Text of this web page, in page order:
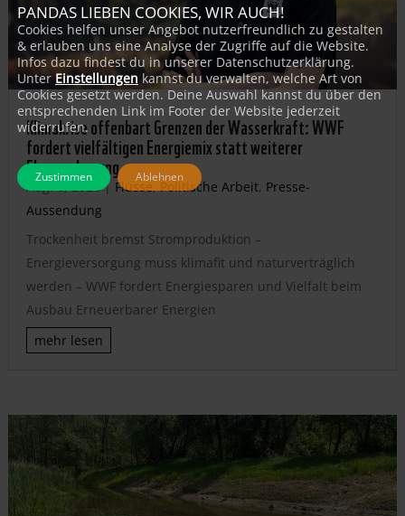
Klimakrise offenbart Grenzen der Wasserkraft: WWF
fordert vielfältigen Energiemix statt weiterer
Flussverbauung
Aug. 6, 2026| Flüsse,Politische Arbeit, Presse-
Aussendung
Trockenheit bremst Stromproduktion –
Energieversorgung muss klimafit und naturverträglich
werden – WWF fordert Energiesparen und Vielfalt beim
Ausbau Erneuerbarer Energien
mehr lesen
PANDAS LIEBEN COOKIES, WIR AUCH!
Cookies helfen unser Angebot nutzerfreundlich zu gestalten
& erlauben uns eine Analyse der Zugriffe auf die Website.
Infos dazu findest du in unserer Datenschutzerklärung.
UnterEinstellungen kannst du verwalten, welche Art von
Cookies gesetzt werden. Deine Auswahl kannst du über den
entsprechenden Link im Footer der Website jederzeit
widerrufen.
Zustimmen Ablehnen